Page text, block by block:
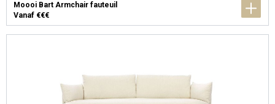
Moooi Bart Armchair fauteuil
Vanaf €€€